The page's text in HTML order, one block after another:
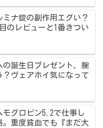
ミナ錠の副作用エグい？
のレビューと1番きつい
の誕生日プレゼント、腕
？ヴェアホイ気になって
モグロビン5.2で仕事し
。重度貧血でも『まだ大